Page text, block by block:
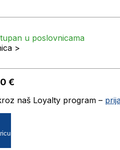
u poslovnicama
>
€
naš Loyalty program –